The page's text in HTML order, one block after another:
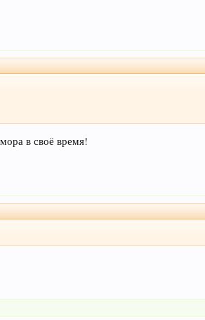
в своё время!